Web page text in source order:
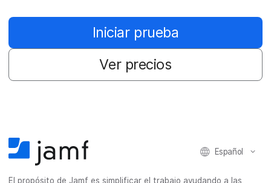
Iniciar prueba
Ver precios
Español
El propósito de Jamf es simplificar el trabajo ayudando a las